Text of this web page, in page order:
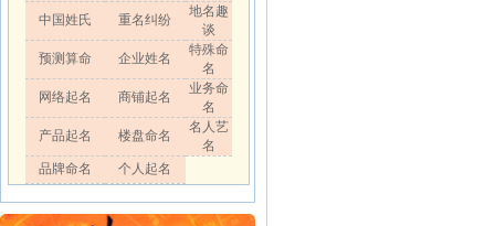
中国姓氏
重名纠纷
地名趣
谈
预测算命
企业姓名
特殊命
名
网络起名
商铺起名
业务命
名
产品起名
楼盘命名
名人艺
名
品牌命名
个人起名